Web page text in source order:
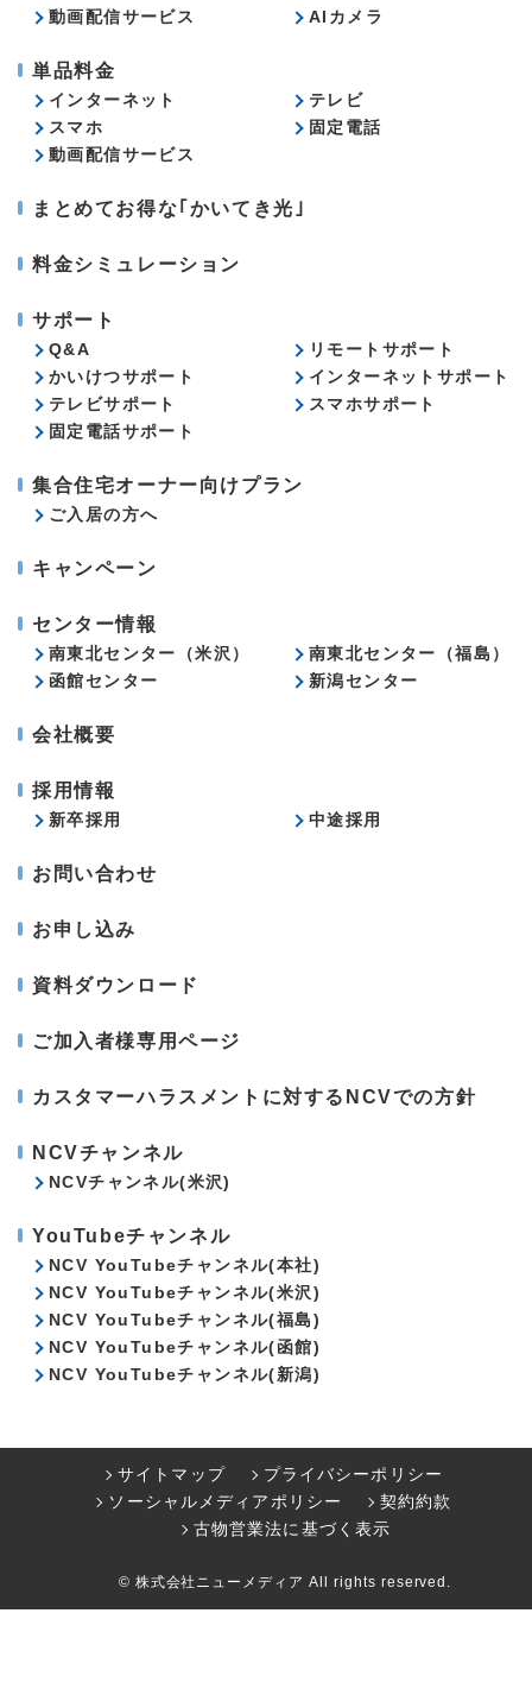
動画配信サービス
AIカメラ
単品料金
インターネット
テレビ
スマホ
固定電話
動画配信サービス
まとめてお得な｢かいてき光｣
料金シミュレーション
サポート
Q&A
リモートサポート
かいけつサポート
インターネットサポート
テレビサポート
スマホサポート
固定電話サポート
集合住宅オーナー向けプラン
ご入居の方へ
キャンペーン
センター情報
南東北センター（米沢）
南東北センター（福島）
函館センター
新潟センター
会社概要
採用情報
新卒採用 中途採用
お問い合わせ
お申し込み
資料ダウンロード
ご加入者様専用ページ
カスタマーハラスメントに対するNCVでの方針
NCVチャンネル
NCVチャンネル(米沢)
YouTubeチャンネル
NCV YouTubeチャンネル(本社)
NCV YouTubeチャンネル(米沢)
NCV YouTubeチャンネル(福島)
NCV YouTubeチャンネル(函館)
NCV YouTubeチャンネル(新潟)
サイトマップ
プライバシーポリシー
ソーシャルメディアポリシー
契約約款
古物営業法に基づく表示
© 株式会社ニューメディア All rights reserved.